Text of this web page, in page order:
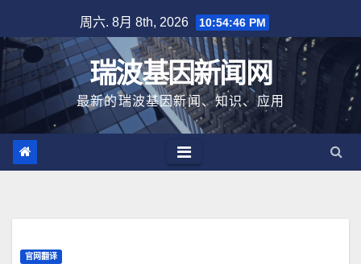
至
内
周六. 8月 8th, 2026 10:54:47 PM
瑞波基因新闻网
最新的瑞波基因新闻、知识、应用
官网翻译